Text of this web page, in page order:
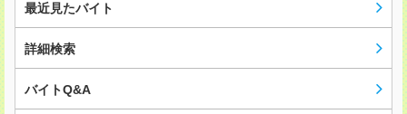
最近見たバイト
詳細検索
バイトQ&A